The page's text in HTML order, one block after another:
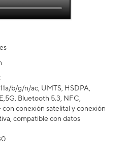
b/g/n/ac, UMTS, HSDPA,
Bluetooth 5.3, NFC,
con conexión satelital y conexión
compatible con datos